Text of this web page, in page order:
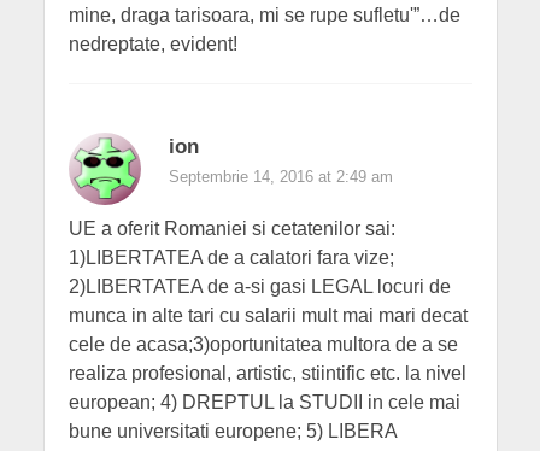
mine, draga tarisoara, mi se rupe sufletu'”…de
nedreptate, evident!
ion
Septembrie 14, 2016 at 2:49 am
UE a oferit Romaniei si cetatenilor sai:
1)LIBERTATEA de a calatori fara vize;
2)LIBERTATEA de a-si gasi LEGAL locuri de
munca in alte tari cu salarii mult mai mari decat
cele de acasa;3)oportunitatea multora de a se
realiza profesional, artistic, stiintific etc. la nivel
european; 4) DREPTUL la STUDII in cele mai
bune universitati europene; 5) LIBERA